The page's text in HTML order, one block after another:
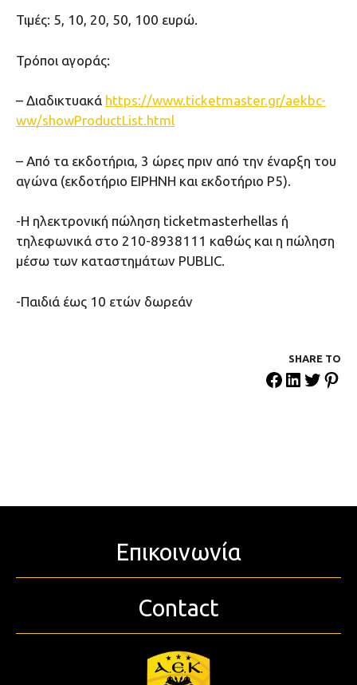
Τιμές: 5, 10, 20, 50, 100 ευρώ.
Τρόποι αγοράς:
– Διαδικτυακά https://www.ticketmaster.gr/aekbc-
ww/showProductList.html
– Aπό τα εκδοτήρια, 3 ώρες πριν από την έναρξη του
αγώνα (εκδοτήριο ΕΙΡΗΝΗ και εκδοτήριο Ρ5).
-Η ηλεκτρονική πώληση ticketmasterhellas ή
τηλεφωνικά στο 210-8938111 καθώς και η πώληση
μέσω των καταστημάτων PUBLIC.
-Παιδιά έως 10 ετών δωρεάν
SHARE ΤΟ
Επικοινωνία
Contact